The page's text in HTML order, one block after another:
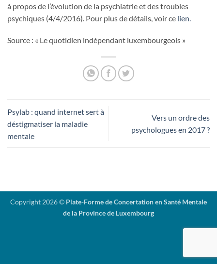
à propos de l’évolution de la psychiatrie et des troubles
psychiques (4/4/2016). Pour plus de détails, voir ce lien.
Source : « Le quotidien indépendant luxembourgeois »
Psylab : quand internet sert à
déstigmatiser la maladie
mentale
Vers un ordre des
psychologues en 2017 ?
Copyright 2026 © Plate-Forme de Concertation en Santé Mentale
de la Province de Luxembourg